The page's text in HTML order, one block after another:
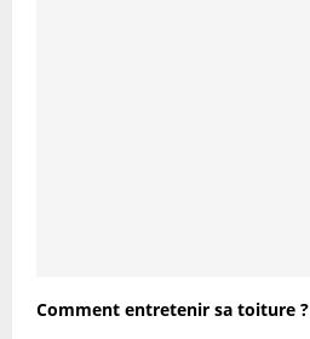
Comment entretenir sa toiture ?